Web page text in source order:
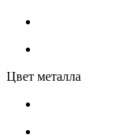
Цвет металла